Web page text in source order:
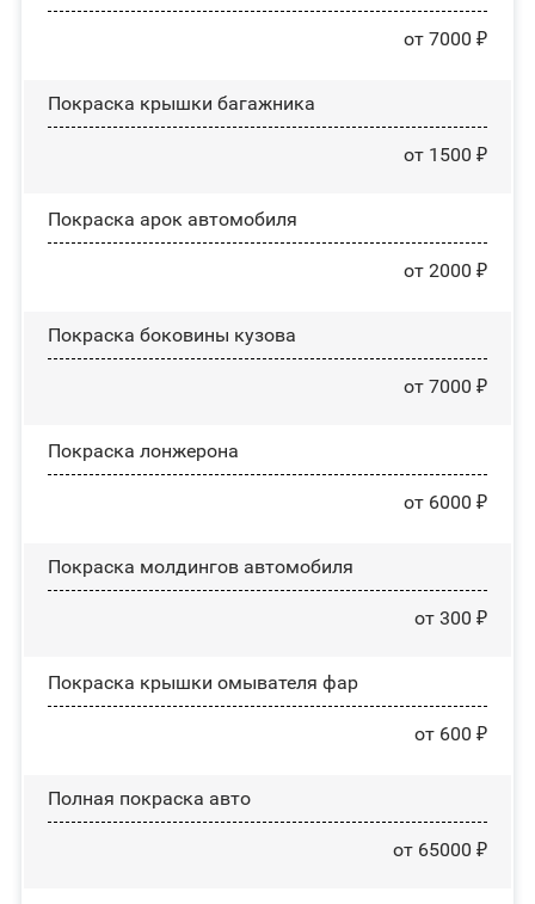
от 7000 ₽
Покраска крышки багажника
от 1500 ₽
Покраска арок автомобиля
от 2000 ₽
Покраска боковины кузова
от 7000 ₽
Покраска лонжерона
от 6000 ₽
Покраска молдингов автомобиля
от 300 ₽
Покраска крышки омывателя фар
от 600 ₽
Полная покраска авто
от 65000 ₽